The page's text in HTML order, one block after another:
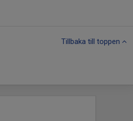
Tillbaka till toppen